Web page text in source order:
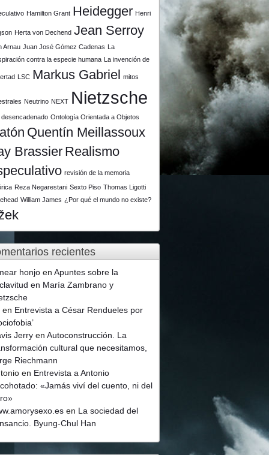
Hamilton Grant Heidegger Henri
Herta von Dechend Jean Serroy
Arnau Juan José Gómez Cadenas La
contra la especie humana La invención de
LSC Markus Gabriel mitos
Neutrino NEXT Nietzsche
desencadenado Ontología Orientada a Objetos
Quentín Meillassoux
Brassier Realismo
revisión de la memoria
Reza Negarestani Sexto Piso Thomas Ligotti
William James ¿Por qué el mundo no existe?
recientes
honjo enApuntes sobre la
en María Zambrano y
en Entrevista a César Rendueles por
Jerry enAutoconstrucción. La
cultural que necesitamos,
Riechmann
en Entrevista a Antonio
«Jamás viví del cuento, ni del
en La sociedad del
Byung-Chul Han